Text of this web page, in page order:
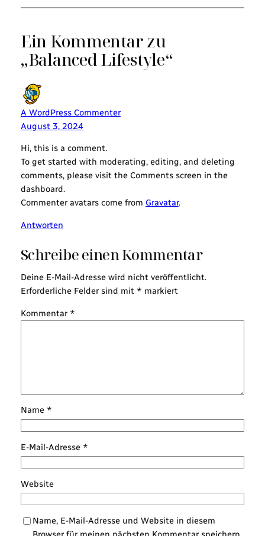
Ein Kommentar zu
„Balanced Lifestyle“
A WordPress Commenter
August 3, 2024
Hi, this is a comment.
To get started with moderating, editing, and deleting
comments, please visit the Comments screen in the
dashboard.
Commenter avatars come from Gravatar.
Antworten
Schreibe einen Kommentar
Deine E-Mail-Adresse wird nicht veröffentlicht.
Erforderliche Felder sind mit * markiert
Kommentar *
Name *
E-Mail-Adresse *
Website
Name, E-Mail-Adresse und Website in diesem